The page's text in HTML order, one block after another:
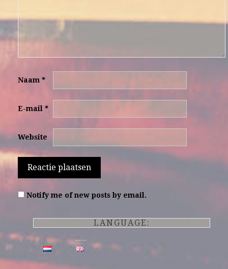
Naam *
E-mail *
Website
Notify me of new posts by email.
LANGUAGE: